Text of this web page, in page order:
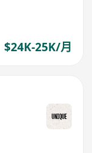
$24K-25K/月